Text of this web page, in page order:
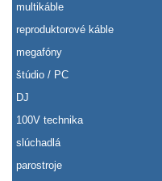
multikáble
reproduktorové káble
megafóny
štúdio / PC
DJ
100V technika
slúchadlá
parostroje